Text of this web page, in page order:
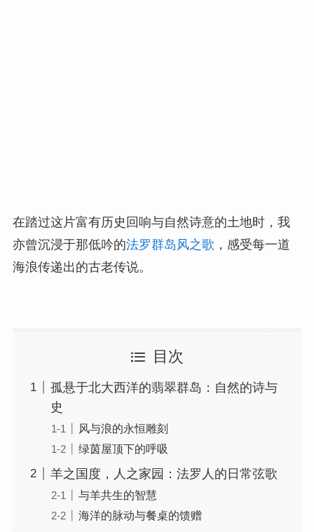
在踏过这片富有历史回响与自然诗意的土地时，我
亦曾沉浸于那低吟的法罗群岛风之歌 ，感受每一道
海浪传递出的古老传说。
目次
孤悬于北大西洋的翡翠群岛：自然的诗与
史
风与浪的永恒雕刻
绿茵屋顶下的呼吸
羊之国度，人之家园：法罗人的日常弦歌
与羊共生的智慧
海洋的脉动与餐桌的馈赠